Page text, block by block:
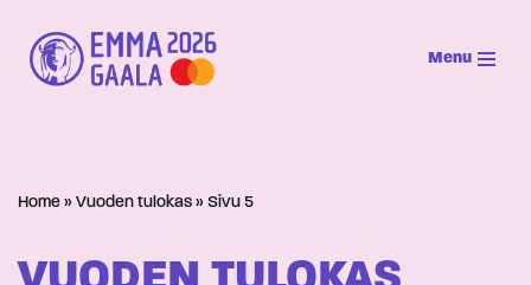
Siirry
suoraan
Menu
Home » Vuoden tulokas » Sivu 5